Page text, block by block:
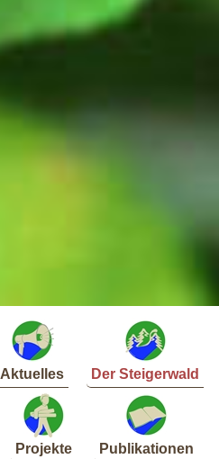
Aktuelles Der Steigerwald
Projekte Publikationen